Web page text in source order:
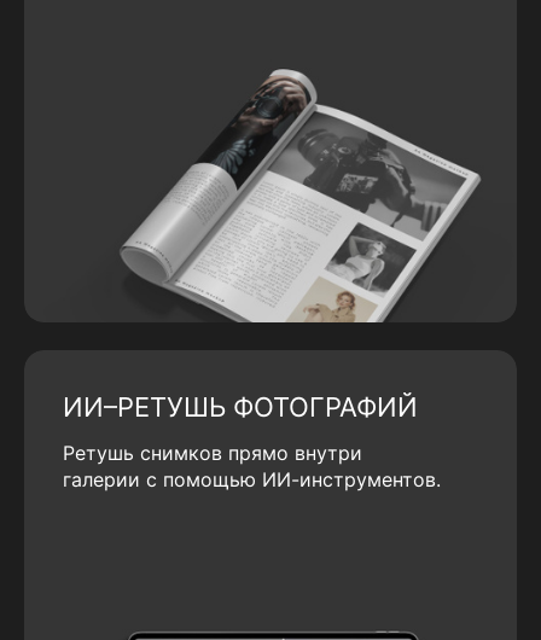
ИИ–РЕТУШЬ ФОТОГРАФИЙ
Ретушь снимков прямо внутри
галерии с помощью ИИ-инструментов.